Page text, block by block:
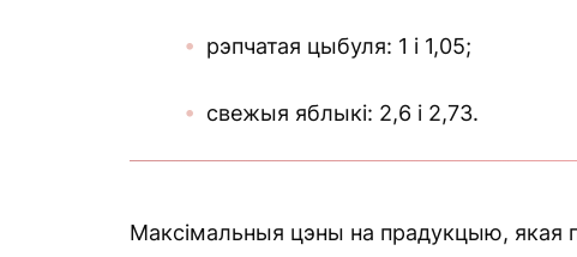
рэпчатая цыбуля: 1 і 1,05;
свежыя яблыкі: 2,6 і 2,73.
Максімальныя цэны на прадукцыю, якая